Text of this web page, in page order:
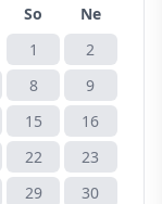
So
Ne
1
2
8
9
15
16
22
23
29
30